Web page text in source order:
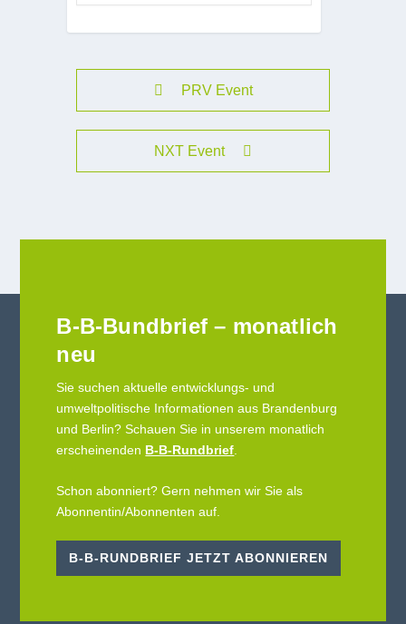
PRV Event
NXT Event
B-B-Bundbrief – monatlich
neu
Sie suchen aktuelle entwicklungs- und
umweltpolitische Informationen aus Brandenburg
und Berlin? Schauen Sie in unserem monatlich
erscheinenden B-B-Rundbrief
Schon abonniert? Gern nehmen wir Sie als
Abonnentin/Abonnenten auf.
B-B-RUNDBRIEF JETZT ABONNIEREN